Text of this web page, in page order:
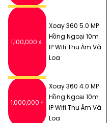
1,100,000 ₫
Xoay 360 5.0 MP
Hồng Ngoại 10m
IP Wifi Thu Âm Và
Loa
1,000,000 ₫
Xoay 360 4.0 MP
Hồng Ngoại 10m
IP Wifi Thu Âm Và
Loa